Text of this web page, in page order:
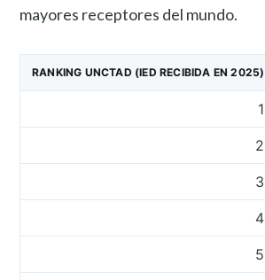
mayores receptores del mundo.
RANKING UNCTAD (IED RECIBIDA EN 2025)
1
2
3
4
5